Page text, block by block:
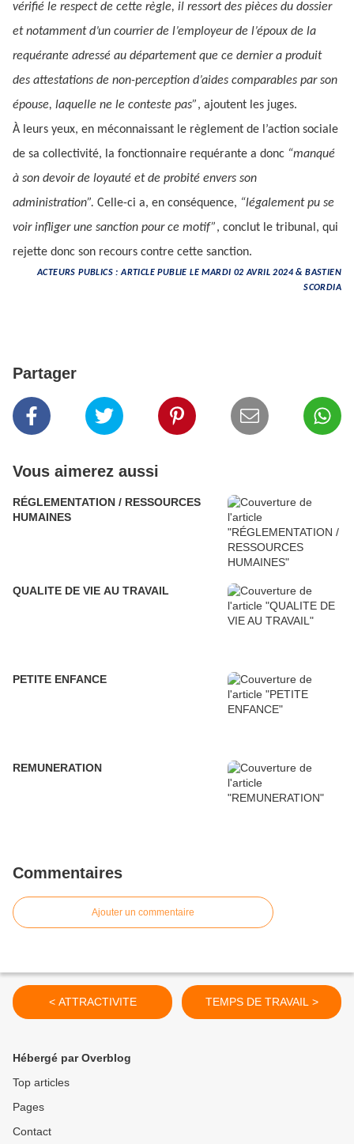
vérifié le respect de cette règle, il ressort des pièces du dossier
et notamment d’un courrier de l’employeur de l’époux de la
requérante adressé au département que ce dernier a produit
des attestations de non-perception d’aides comparables par son
épouse, laquelle ne le conteste pas”, ajoutent les juges.
À leurs yeux, en méconnaissant le règlement de l’action sociale
de sa collectivité, la fonctionnaire requérante a donc “manqué
à son devoir de loyauté et de probité envers son
administration”. Celle-ci a, en conséquence, “légalement pu se
voir infliger une sanction pour ce motif”, conclut le tribunal, qui
rejette donc son recours contre cette sanction.
ACTEURS PUBLICS : ARTICLE PUBLIE LE MARDI 02 AVRIL 2024 & BASTIEN
SCORDIA
Partager
Vous aimerez aussi
RÉGLEMENTATION / RESSOURCES
HUMAINES
QUALITE DE VIE AU TRAVAIL
PETITE ENFANCE
REMUNERATION
Commentaires
Ajouter un commentaire
< ATTRACTIVITE TEMPS DE TRAVAIL >
Hébergé par Overblog
Top articles
Pages
Contact